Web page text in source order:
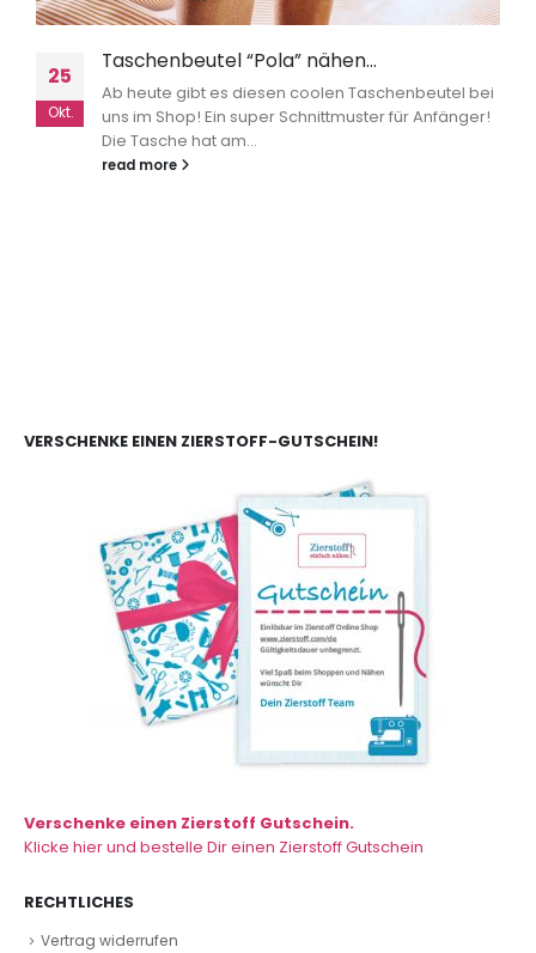
25
Okt.
Taschenbeutel “Pola” nähen…
Ab heute gibt es diesen coolen Taschenbeutel bei
uns im Shop! Ein super Schnittmuster für Anfänger!
Die Tasche hat am...
read more
VERSCHENKE EINEN ZIERSTOFF-GUTSCHEIN!
Verschenke einen Zierstoff Gutschein.
Klicke hier und bestelle Dir einen Zierstoff Gutschein
RECHTLICHES
Vertrag widerrufen